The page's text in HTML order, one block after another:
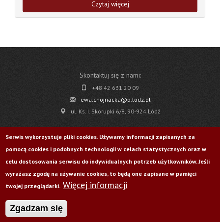
Czytaj więcej
Skontaktuj się z nami:
+48 42 631 20 09
ewa.chojnacka@p.lodz.pl
ul. Ks. I. Skorupki 6/8, 90-924 Łódź
Pobierz
Życie Uczelni nr 176
Odwiedź nas na:
Serwis wykorzystuje pliki cookies. Używamy informacji zapisanych za
pomocą cookies i podobnych technologii w celach statystycznych oraz w
celu dostosowania serwisu do indywidualnych potrzeb użytkowników. Jeśli
wyrażasz zgodę na używanie cookies, to będą one zapisane w pamięci
twojej przeglądarki. Więcej informacji
Zgadzam się